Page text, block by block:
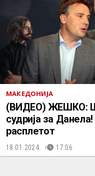
МАКЕДОНИЈА
(ВИДЕО) ЖЕШКО:
судрија за
расплетот
18.01.2024. 17:06